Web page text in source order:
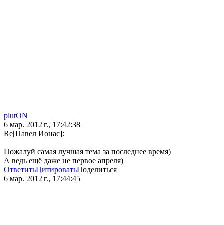
plutON
6 мар. 2012 г., 17:42:38
Re[Павел Ионас]:
Пожалуй самая лучшая тема за последнее время)
А ведь ещё даже не первое апреля)
ОтветитьЦитироватьПоделиться
6 мар. 2012 г., 17:44:45